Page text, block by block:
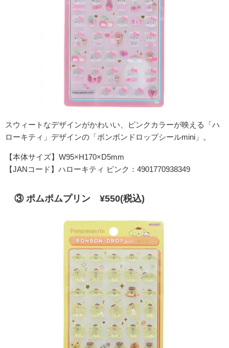
スウィートなデザインがかわいい、ピンクカラーが映える「ハ
ローキティ」デザインの「ボンボンドロップシールmini」。
【本体サイズ】W95×H170×D5mm
【JANコード】ハローキティ ピンク：4901770938349
③ ポムポムプリン ¥550(税込)